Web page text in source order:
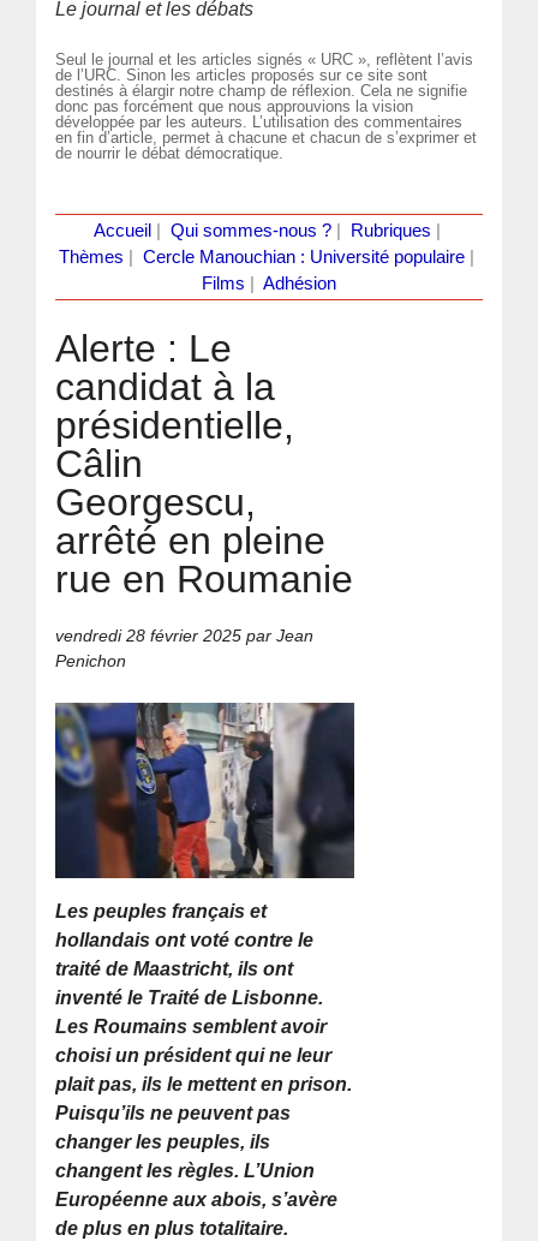
Le journal et les débats
Seul le journal et les articles signés « URC », reflètent l’avis
de l’URC. Sinon les articles proposés sur ce site sont
destinés à élargir notre champ de réflexion. Cela ne signifie
donc pas forcément que nous approuvions la vision
développée par les auteurs. L’utilisation des commentaires
en fin d’article, permet à chacune et chacun de s’exprimer et
de nourrir le débat démocratique.
Accueil Qui sommes-nous ?| Rubriques
Thèmes
Cercle Manouchian : Université populaire
Films
Adhésion
Alerte : Le
candidat à la
présidentielle,
Câlin
Georgescu,
arrêté en pleine
rue en Roumanie
vendredi 28 février 2025 par Jean
Penichon
Les peuples français et
hollandais ont voté contre le
traité de Maastricht, ils ont
inventé le Traité de Lisbonne.
Les Roumains semblent avoir
choisi un président qui ne leur
plait pas, ils le mettent en prison.
Puisqu’ils ne peuvent pas
changer les peuples, ils
changent les règles. L’Union
Européenne aux abois, s’avère
de plus en plus totalitaire.